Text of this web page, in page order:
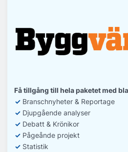
Få tillgång till hela paketet med
✓ Branschnyheter & Reportage
✓ Djupgående analyser
✓ Debatt & Krönikor
✓ Pågeånde projekt
✓ Statistik